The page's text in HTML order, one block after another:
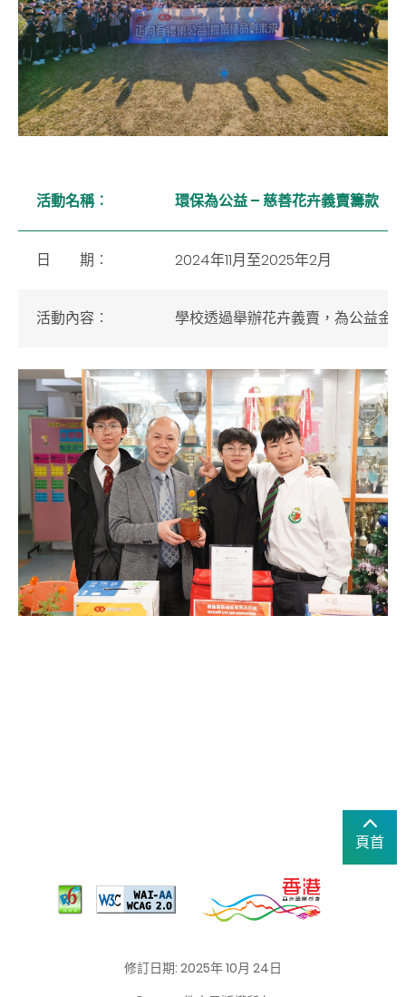
活動名稱︰ 環保為公益 – 慈善花卉義賣籌款
日 期 ︰ 2024年11月至2025年2月
活動內容 ︰ 學校透過舉辦花卉義賣，為公益金
頁首
修訂日期: 2025年 10月 24日